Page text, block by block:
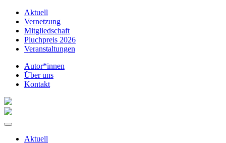
Aktuell
Vernetzung
Mitgliedschaft
Pluchpreis 2026
Veranstaltungen
Autor*innen
Über uns
Kontakt
Aktuell